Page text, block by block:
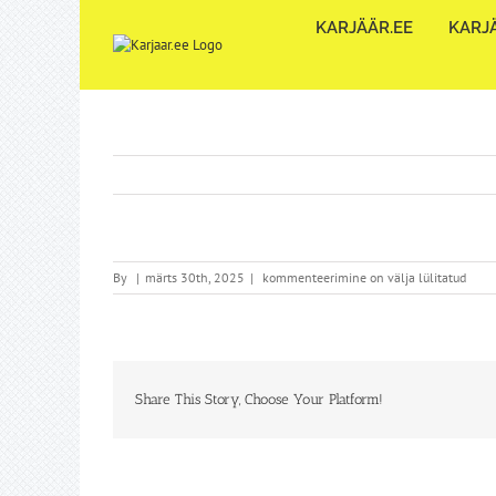
KARJÄÄR.EE
By | märts 30th, 2025 | kommenteerimine on välja lülitatud
Share This Story, Choose Your Platform!